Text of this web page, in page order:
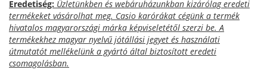
Eredetiség: Üzletünkben és webáruházunkban kizárólag eredeti
termékeket vásárolhat meg. Casio karórákat cégünk a termék
hivatalos magyarországi márka képviseletétől szerzi be. A
termékekhez magyar nyelvű jótállási jegyet és használati
útmutatót mellékelünk a gyártó által biztosított eredeti
csomagolásban.